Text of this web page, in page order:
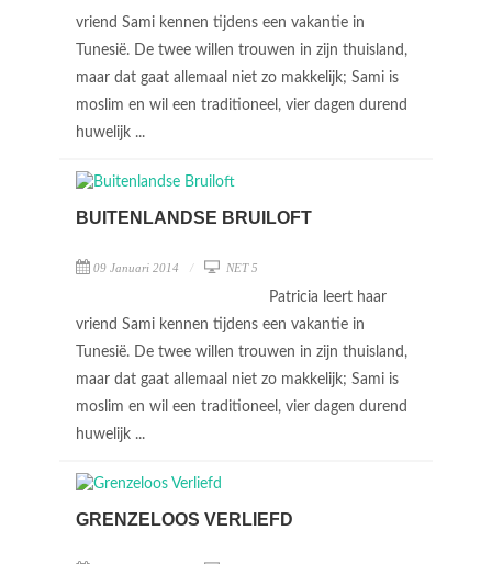
vriend Sami kennen tijdens een vakantie in
Tunesië. De twee willen trouwen in zijn thuisland,
maar dat gaat allemaal niet zo makkelijk; Sami is
moslim en wil een traditioneel, vier dagen durend
huwelijk ...
BUITENLANDSE BRUILOFT
09 Januari 2014 NET 5
Patricia leert haar
vriend Sami kennen tijdens een vakantie in
Tunesië. De twee willen trouwen in zijn thuisland,
maar dat gaat allemaal niet zo makkelijk; Sami is
moslim en wil een traditioneel, vier dagen durend
huwelijk ...
GRENZELOOS VERLIEFD